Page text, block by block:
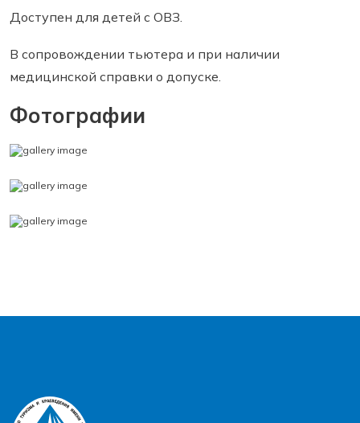
Доступен для детей с ОВЗ.
В сопровождении тьютера и при наличии
медицинской справки о допуске.
Фотографии